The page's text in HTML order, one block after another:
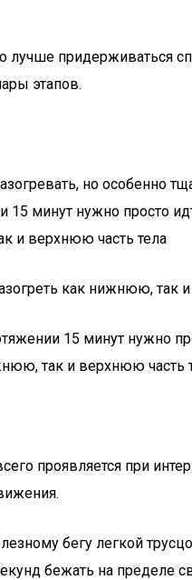
лучше придерживаться
этапов.
но особенно
минут нужно просто
и верхнюю часть тела
как нижнюю, так
15 минут нужно
так и верхнюю часть
проявляется при
бегу легкой
бежать на пределе